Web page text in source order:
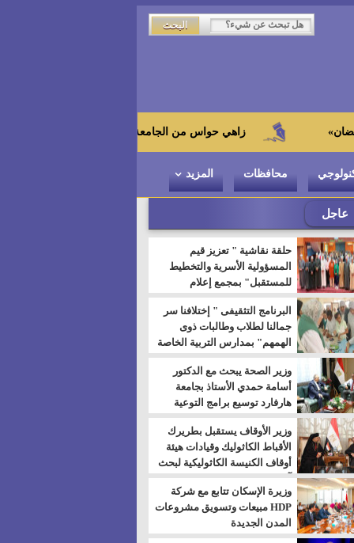
زاهي حواس من الجامعة اليابانية : "توت عنخ آمون" هو بطل المتحف
محافظات المزيد
عاجل
حلقة نقاشية " تعزيز قيم
المسؤولية الأسرية والتخطيط
للمستقبل" بمجمع إعلام
السويس
البرنامج التثقيفى " إختلافنا سر
جمالنا لطلاب وطالبات ذوى
الهمهم" بمدارس التربية الخاصة
بالسويس
وزير الصحة يبحث مع الدكتور
أسامة حمدي الأستاذ بجامعة
هارفارد توسيع برامج التوعية
بمرض السكري
وزير الأوقاف يستقبل بطريرك
الأقباط الكاثوليك وقيادات هيئة
أوقاف الكنيسة الكاثوليكية لبحث
آفاق التعاون المشترك
وزيرة الإسكان تتابع مع شركة
HDP مبيعات وتسويق مشروعات
المدن الجديدة